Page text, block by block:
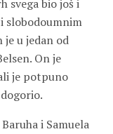
svega bio još i
slobodoumnim
je u jedan od
On je
je potpuno
i Samuela